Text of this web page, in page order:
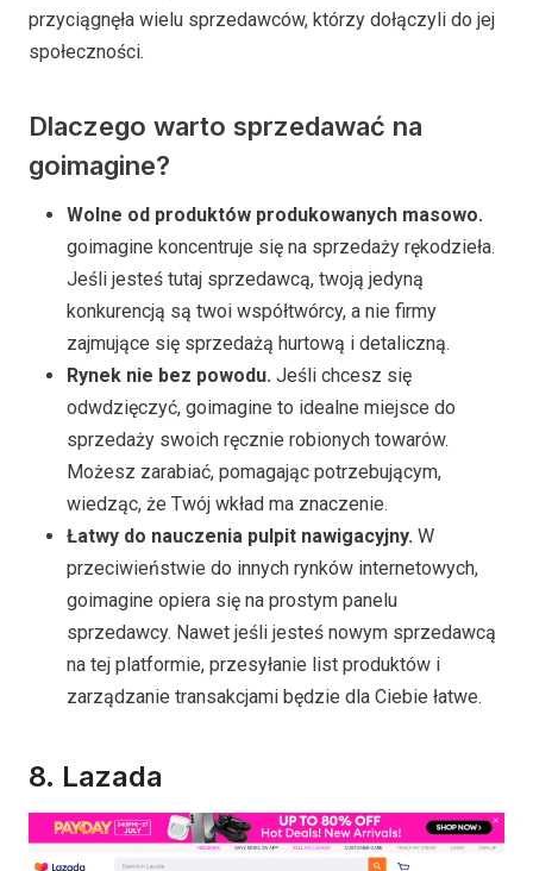
przyciągnęła wielu sprzedawców, którzy dołączyli do jej
społeczności.
Dlaczego warto sprzedawać na
goimagine?
Wolne od produktów produkowanych masowo.
goimagine koncentruje się na sprzedaży rękodzieła.
Jeśli jesteś tutaj sprzedawcą, twoją jedyną
konkurencją są twoi współtwórcy, a nie firmy
zajmujące się sprzedażą hurtową i detaliczną.
Rynek nie bez powodu. Jeśli chcesz się
odwdzięczyć, goimagine to idealne miejsce do
sprzedaży swoich ręcznie robionych towarów.
Możesz zarabiać, pomagając potrzebującym,
wiedząc, że Twój wkład ma znaczenie.
Łatwy do nauczenia pulpit nawigacyjny. W
przeciwieństwie do innych rynków internetowych,
goimagine opiera się na prostym panelu
sprzedawcy. Nawet jeśli jesteś nowym sprzedawcą
na tej platformie, przesyłanie list produktów i
zarządzanie transakcjami będzie dla Ciebie łatwe.
8. Lazada